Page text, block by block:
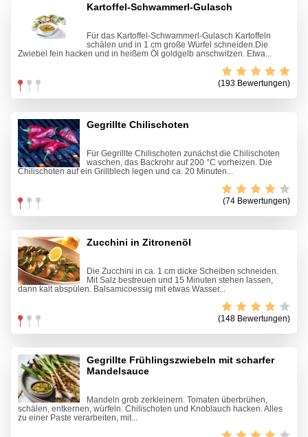
Kartoffel-Schwammerl-Gulasch
Für das Kartoffel-Schwammerl-Gulasch Kartoffeln
schälen und in 1 cm große Würfel schneiden.Die
Zwiebel fein hacken und in heißem Öl goldgelb anschwitzen. Etwa...
(193 Bewertungen)
Gegrillte Chilischoten
Für Gegrillte Chilischoten zunächst die Chilischoten
waschen, das Backrohr auf 200 °C vorheizen. Die
Chilischoten auf ein Grillblech legen und ca. 20 Minuten...
(74 Bewertungen)
Zucchini in Zitronenöl
Die Zucchini in ca. 1 cm dicke Scheiben schneiden.
Mit Salz bestreuen und 15 Minuten stehen lassen,
dann kalt abspülen. Balsamicoessig mit etwas Wasser...
(148 Bewertungen)
Gegrillte Frühlingszwiebeln mit scharfer
Mandelsauce
Mandeln grob zerkleinern. Tomaten überbrühen,
schälen, entkernen, würfeln. Chilischoten und Knoblauch hacken. Alles
zu einer Paste verarbeiten, mit...